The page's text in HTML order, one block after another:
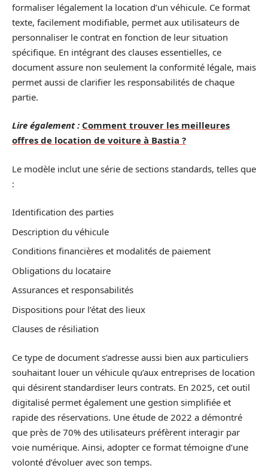
formaliser légalement la location d’un véhicule. Ce format
texte, facilement modifiable, permet aux utilisateurs de
personnaliser le contrat en fonction de leur situation
spécifique. En intégrant des clauses essentielles, ce
document assure non seulement la conformité légale, mais
permet aussi de clarifier les responsabilités de chaque
partie.
Lire également : Comment trouver les meilleures
offres de location de voiture à Bastia ?
Le modèle inclut une série de sections standards, telles que
:
Identification des parties
Description du véhicule
Conditions financières et modalités de paiement
Obligations du locataire
Assurances et responsabilités
Dispositions pour l’état des lieux
Clauses de résiliation
Ce type de document s’adresse aussi bien aux particuliers
souhaitant louer un véhicule qu’aux entreprises de location
qui désirent standardiser leurs contrats. En 2025, cet outil
digitalisé permet également une gestion simplifiée et
rapide des réservations. Une étude de 2022 a démontré
que près de 70% des utilisateurs préfèrent interagir par
voie numérique. Ainsi, adopter ce format témoigne d’une
volonté d’évoluer avec son temps.